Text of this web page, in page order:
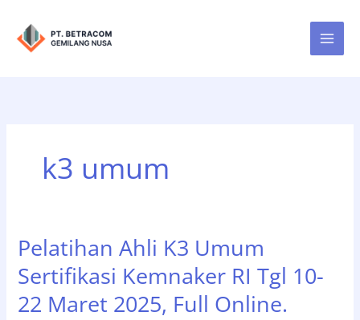
konten
k3 umum
Pelatihan Ahli K3 Umum
Sertifikasi Kemnaker RI Tgl 10-
22 Maret 2025, Full Online.